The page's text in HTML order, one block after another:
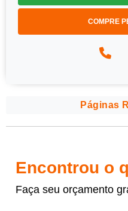
COMPRE
Páginas
Encontrou o
Faça seu orçamento